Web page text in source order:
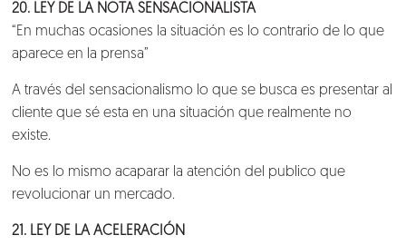
20. LEY DE LA NOTA SENSACIONALISTA
“En muchas ocasiones la situación es lo contrario de lo que
aparece en la prensa”
A través del sensacionalismo lo que se busca es presentar al
cliente que sé esta en una situación que realmente no
existe.
No es lo mismo acaparar la atención del publico que
revolucionar un mercado.
21. LEY DE LA ACELERACIÓN